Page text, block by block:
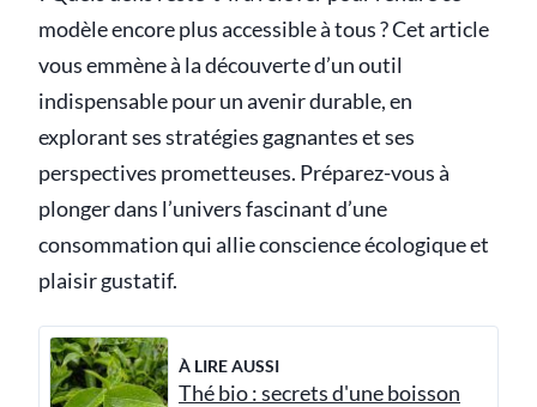
modèle encore plus accessible à tous ? Cet article
vous emmène à la découverte d’un outil
indispensable pour un avenir durable, en
explorant ses stratégies gagnantes et ses
perspectives prometteuses. Préparez-vous à
plonger dans l’univers fascinant d’une
consommation qui allie conscience écologique et
plaisir gustatif.
À LIRE AUSSI
Thé bio : secrets d'une boisson